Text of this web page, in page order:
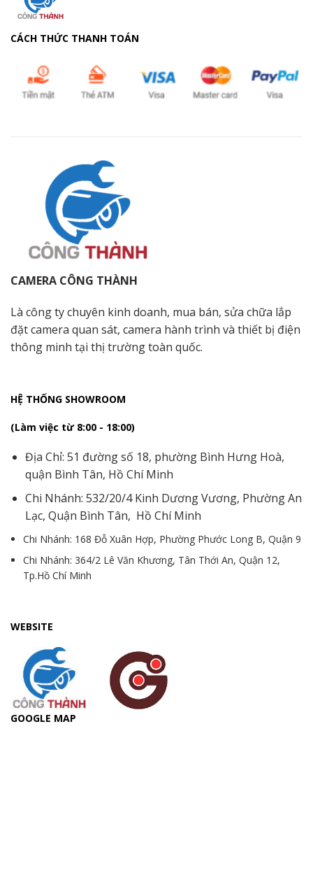
CÁCH THỨC THANH TOÁN
CAMERA CÔNG THÀNH
Là công ty chuyên kinh doanh, mua bán, sửa chữa lắp
đặt camera quan sát, camera hành trình và thiết bị điện
thông minh tại thị trường toàn quốc.
HỆ THỐNG SHOWROOM
(Làm việc từ 8:00 - 18:00)
Địa Chỉ: 51 đường số 18, phường Bình Hưng Hoà,
quận Bình Tân, Hồ Chí Minh
Chi Nhánh: 532/20/4 Kinh Dương Vương, Phường An
Lạc, Quận Bình Tân, Hồ Chí Minh
Chi Nhánh: 168 Đỗ Xuân Hợp, Phường Phước Long B, Quận 9
Chi Nhánh: 364/2 Lê Văn Khương, Tân Thới An, Quận 12,
Tp.Hồ Chí Minh
WEBSITE
GOOGLE MAP